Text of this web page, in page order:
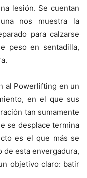
lesión. Se cuentan
nos muestra la
para calzarse
peso en sentadilla,
al Powerlifting en un
en el que sus
tan sumamente
se desplace termina
es el que más se
de esta envergadura,
objetivo claro: batir